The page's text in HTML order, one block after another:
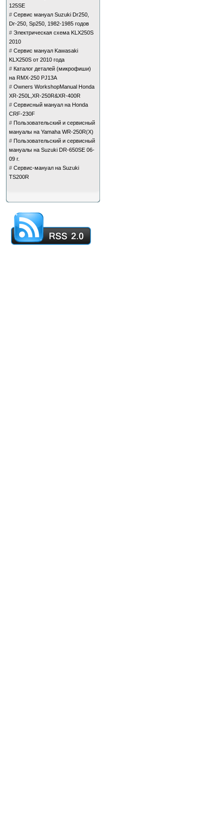
125SE
# Сервис мануал Suzuki Dr250,
Dr-250, Sp250, 1982-1985 годов
# Электрическая схема KLX250S
2010
# Сервис мануал Kawasaki
KLX250S от 2010 года
# Каталог деталей (микрофиши)
на RMX-250 PJ13A
# Owners WorkshopManual Honda
XR-250L,XR-250R&XR-400R
# Сервисный мануал на Honda
CRF-230F
# Пользовательский и сервисный
мануалы на Yamaha WR-250R(X)
# Пользовательский и сервисный
мануалы на Suzuki DR-650SE 06-
09 г.
# Сервис-мануал на Suzuki
TS200R